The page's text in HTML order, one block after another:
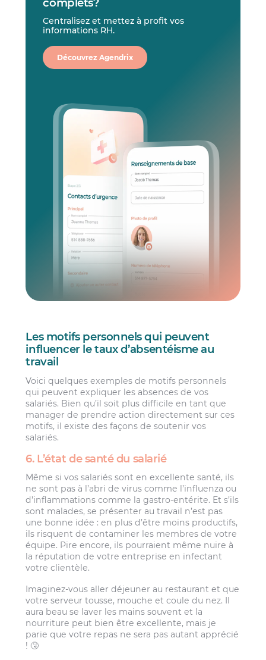
Centralisez et mettez à profit vos
informations RH.
Découvrez Agendrix
Les motifs personnels qui peuvent
influencer le taux d’absentéisme au
travail
Voici quelques exemples de motifs personnels
qui peuvent expliquer les absences de vos
salariés. Bien qu’il soit plus difficile en tant que
manager de prendre action directement sur ces
motifs, il existe des façons de soutenir vos
salariés.
6. L’état de santé du salarié
Même si vos salariés sont en excellente santé, ils
ne sont pas à l’abri de virus comme l’influenza ou
d’inflammations comme la gastro-entérite. Et s’ils
sont malades, se présenter au travail n’est pas
une bonne idée : en plus d’être moins productifs,
ils risquent de contaminer les membres de votre
équipe. Pire encore, ils pourraient même nuire à
la réputation de votre entreprise en infectant
votre clientèle.
Imaginez-vous aller déjeuner au restaurant et que
votre serveur tousse, mouche et coule du nez. Il
aura beau se laver les mains souvent et la
nourriture peut bien être excellente, mais je
parie que votre repas ne sera pas autant apprécié
! 🤧